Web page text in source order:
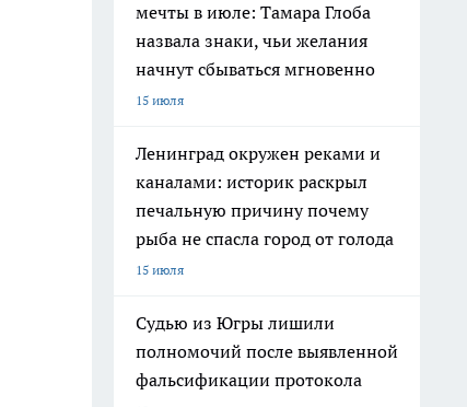
мечты в июле: Тамара Глоба
назвала знаки, чьи желания
начнут сбываться мгновенно
15 июля
Ленинград окружен реками и
каналами: историк раскрыл
печальную причину почему
рыба не спасла город от голода
15 июля
Судью из Югры лишили
полномочий после выявленной
фальсификации протокола